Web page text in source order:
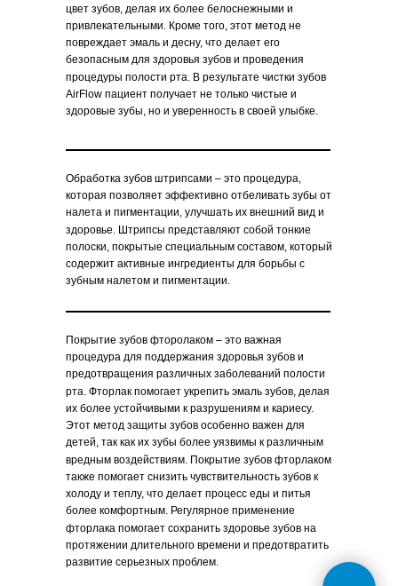
цвет зубов, делая их более белоснежными и
привлекательными. Кроме того, этот метод не
повреждает эмаль и десну, что делает его
безопасным для здоровья зубов и проведения
процедуры полости рта. В результате чистки зубов
AirFlow пациент получает не только чистые и
здоровые зубы, но и уверенность в своей улыбке.
Обработка зубов штрипсами – это процедура,
которая позволяет эффективно отбеливать зубы от
налета и пигментации, улучшать их внешний вид и
здоровье. Штрипсы представляют собой тонкие
полоски, покрытые специальным составом, который
содержит активные ингредиенты для борьбы с
зубным налетом и пигментации.
Покрытие зубов фторолаком – это важная
процедура для поддержания здоровья зубов и
предотвращения различных заболеваний полости
рта. Фторлак помогает укрепить эмаль зубов, делая
их более устойчивыми к разрушениям и кариесу.
Этот метод защиты зубов особенно важен для
детей, так как их зубы более уязвимы к различным
вредным воздействиям. Покрытие зубов фторлаком
также помогает снизить чувствительность зубов к
холоду и теплу, что делает процесс еды и питья
более комфортным. Регулярное применение
фторлака помогает сохранить здоровье зубов на
протяжении длительного времени и предотвратить
развитие серьезных проблем.